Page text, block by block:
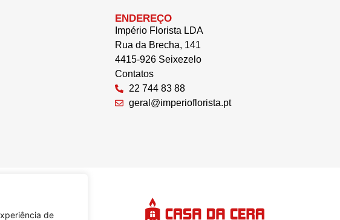
de
ENDEREÇO
Império Florista LDA
Rua da Brecha, 141
4415-926 Seixezelo
Contatos
22 744 83 88
geral@imperioflorista.pt